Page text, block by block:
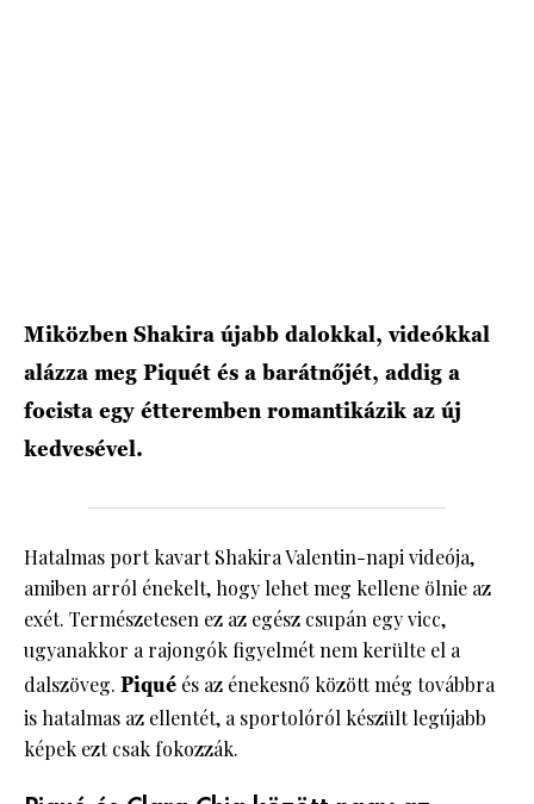
Miközben Shakira újabb dalokkal, videókkal
alázza meg Piquét és a barátnőjét, addig a
focista egy étteremben romantikázik az új
kedvesével.
Hatalmas port kavart Shakira Valentin-napi videója,
amiben arról énekelt, hogy lehet meg kellene ölnie az
exét. Természetesen ez az egész csupán egy vicc,
ugyanakkor a rajongók figyelmét nem kerülte el a
dalszöveg. Piqué és az énekesnő között még továbbra
is hatalmas az ellentét, a sportolóról készült legújabb
képek ezt csak fokozzák.